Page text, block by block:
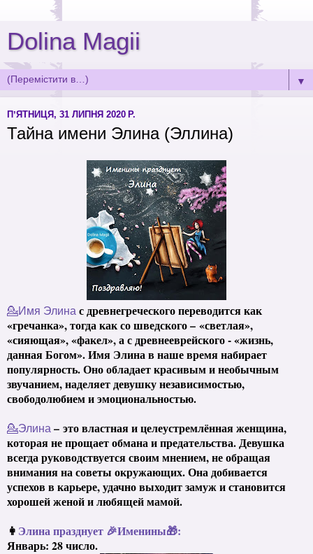
Dolina Magii
▼
ПʼЯТНИЦЯ, 31 ЛИПНЯ 2020 Р.
Тайна имени Элина (Эллина)
💁Имя Элина с древнегреческого переводится как
«гречанка», тогда как со шведского – «светлая»,
«сияющая», «факел», а с древнееврейского - «жизнь,
данная Богом». Имя Элина в наше время набирает
популярность. Оно обладает красивым и необычным
звучанием, наделяет девушку независимостью,
свободолюбием и эмоциональностью.
💁Элина – это властная и целеустремлённая женщина,
которая не прощает обмана и предательства. Девушка
всегда руководствуется своим мнением, не обращая
внимания на советы окружающих. Она добивается
успехов в карьере, удачно выходит замуж и становится
хорошей женой и любящей мамой.
👩 Элина празднует 🎉Именины🎁:
Январь: 28 число.